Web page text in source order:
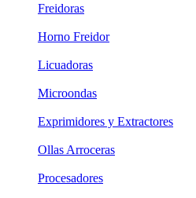
Freidoras
Horno Freidor
Licuadoras
Microondas
Exprimidores y Extractores
Ollas Arroceras
Procesadores